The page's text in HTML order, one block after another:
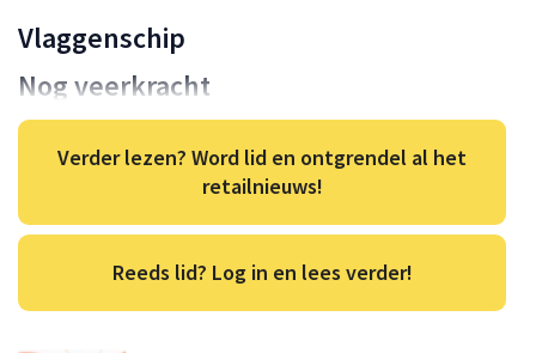
Vlaggenschip
Nog veerkracht
Verder lezen? Word lid en ontgrendel al het
retailnieuws!
Reeds lid? Log in en lees verder!